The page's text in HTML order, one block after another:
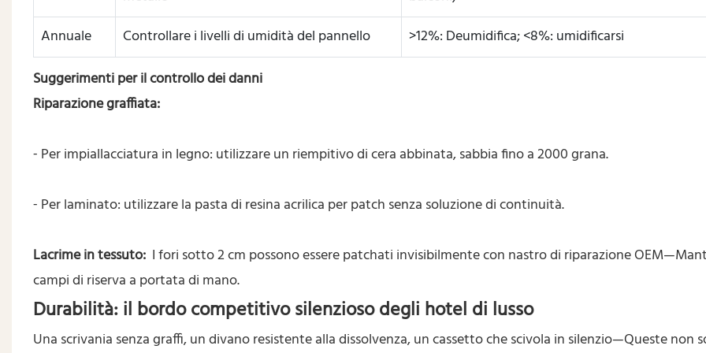
Annuale
Controllare i livelli di umidità del pannello
>12%: Deumidifica; <8%: umidificarsi
Suggerimenti per il controllo dei danni
Riparazione graffiata:
- Per impiallacciatura in legno: utilizzare un riempitivo di cera abbinata, sabbia fino a 2000 grana.
- Per laminato: utilizzare la pasta di resina acrilica per patch senza soluzione di continuità.
Lacrime in tessuto: I fori sotto 2 cm possono essere patchati invisibilmente con nastro di riparazione
campi di riserva a portata di mano.
Durabilità: il bordo competitivo silenzioso degli hotel di lusso
Una scrivania senza graffi, un divano resistente alla dissolvenza, un cassetto che scivola in silenzio—Queste non